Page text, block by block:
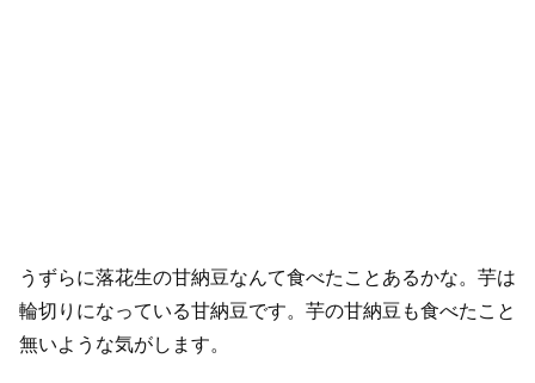
うずらに落花生の甘納豆なんて食べたことあるかな。芋は
輪切りになっている甘納豆です。芋の甘納豆も食べたこと
無いような気がします。